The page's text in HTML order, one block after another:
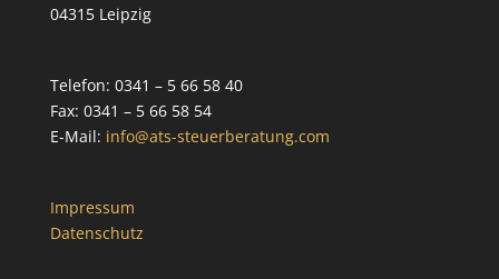
04315 Leipzig
Telefon: 0341 – 5 66 58 40
Fax: 0341 – 5 66 58 54
E-Mail: info@ats-steuerberatung.com
Impressum
Datenschutz